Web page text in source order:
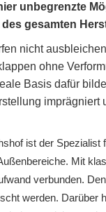
unbegrenzte
gesamten
nicht
ohne
Basis dafür
imprägniert
ist der
Mit
verbunden.
werden.